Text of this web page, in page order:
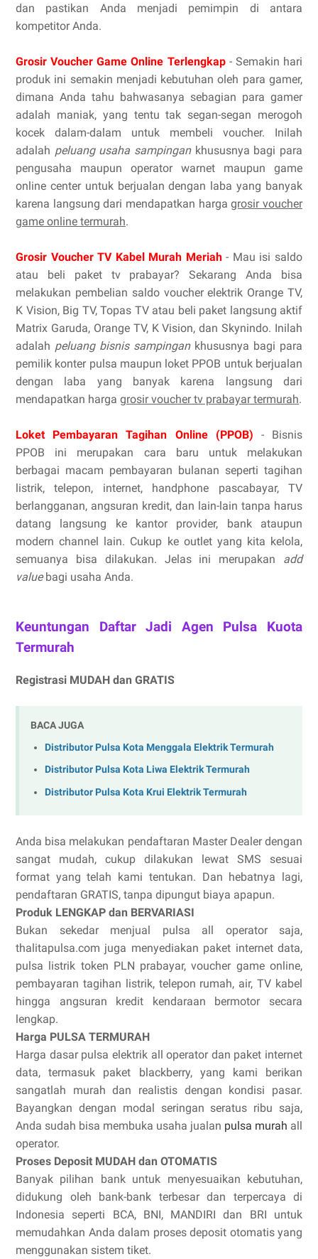
dan pastikan Anda menjadi pemimpin di antara
kompetitor Anda.
Grosir Voucher Game Online Terlengkap- Semakin hari
produk ini semakin menjadi kebutuhan oleh para gamer,
dimana Anda tahu bahwasanya sebagian para gamer
adalah maniak, yang tentu tak segan-segan merogoh
kocek dalam-dalam untuk membeli voucher. Inilah
adalah peluang usaha sampingankhususnya bagi para
pengusaha maupun operator warnet maupun game
online center untuk berjualan dengan laba yang banyak
karena langsung dari mendapatkan hargagrosir voucher
game online termurah.
Grosir Voucher TV Kabel Murah Meriah- Mau isi saldo
atau beli paket tv prabayar? Sekarang Anda bisa
melakukan pembelian saldo voucher elektrik Orange TV,
K Vision, Big TV, Topas TV atau beli paket langsung aktif
Matrix Garuda, Orange TV, K Vision, dan Skynindo. Inilah
adalah peluang bisnis sampingankhususnya bagi para
pemilik konter pulsa maupun loket PPOB untuk berjualan
dengan laba yang banyak karena langsung dari
mendapatkan harga grosir voucher tv prabayar termurah.
Loket Pembayaran Tagihan Online (PPOB) - Bisnis
PPOB ini merupakan cara baru untuk melakukan
berbagai macam pembayaran bulanan seperti tagihan
listrik, telepon, internet, handphone pascabayar, TV
berlangganan, angsuran kredit, dan lain-lain tanpa harus
datang langsung ke kantor provider, bank ataupun
modern channel lain. Cukup ke outlet yang kita kelola,
semuanya bisa dilakukan. Jelas ini merupakan add
valuebagi usaha Anda.
Keuntungan Daftar Jadi Agen Pulsa Kuota
Termurah
Registrasi MUDAH dan GRATIS
BACA JUGA
Distributor Pulsa Kota Menggala Elektrik Termurah
Distributor Pulsa Kota Liwa Elektrik Termurah
Distributor Pulsa Kota Krui Elektrik Termurah
Anda bisa melakukan pendaftaran Master Dealer dengan
sangat mudah, cukup dilakukan lewat SMS sesuai
format yang telah kami tentukan. Dan hebatnya lagi,
pendaftaran GRATIS, tanpa dipungut biaya apapun.
Produk LENGKAP dan BERVARIASI
Bukan sekedar menjual pulsa all operator saja,
thalitapulsa.com juga menyediakan paket internet data,
pulsa listrik token PLN prabayar, voucher game online,
pembayaran tagihan listrik, telepon rumah, air, TV kabel
hingga angsuran kredit kendaraan bermotor secara
lengkap.
Harga PULSA TERMURAH
Harga dasar pulsa elektrik all operator dan paket internet
data, termasuk paket blackberry, yang kami berikan
sangatlah murah dan realistis dengan kondisi pasar.
Bayangkan dengan modal seringan seratus ribu saja,
Anda sudah bisa membuka usaha jualan pulsa murah all
operator.
Proses Deposit MUDAH dan OTOMATIS
Banyak pilihan bank untuk menyesuaikan kebutuhan,
didukung oleh bank-bank terbesar dan terpercaya di
Indonesia seperti BCA, BNI, MANDIRI dan BRI untuk
memudahkan Anda dalam proses deposit otomatis yang
menggunakan sistem tiket.